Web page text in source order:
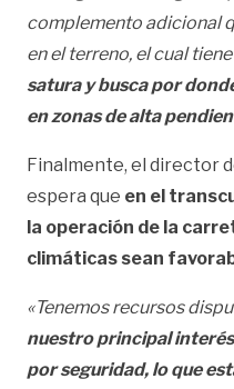
complemento adicional
en el terreno, el cual
satura y busca por
en zonas de alta
Finalmente, el director
espera que en el
la operación de la
climáticas sean
«Tenemos recursos
nuestro principal
por seguridad, lo que